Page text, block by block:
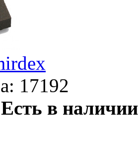
17192
Есть в наличии